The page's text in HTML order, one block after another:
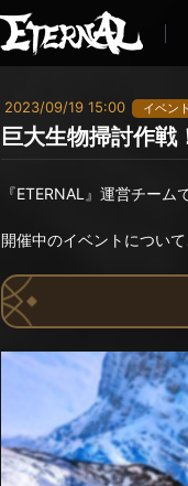
2023/09/19 15:00 イベント
巨大生物掃討作戦
『ETERNAL』運営チーム
開催中のイベントについて